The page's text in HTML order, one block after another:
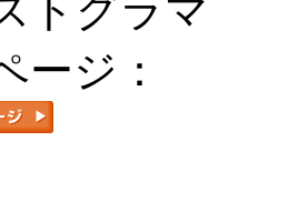
トグラマ
ージ：